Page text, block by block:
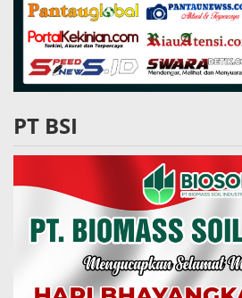
PT BSI